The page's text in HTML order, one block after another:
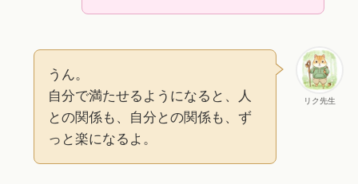
リク先生
うん。
自分で満たせるようになると、人
との関係も、自分との関係も、ず
っと楽になるよ。